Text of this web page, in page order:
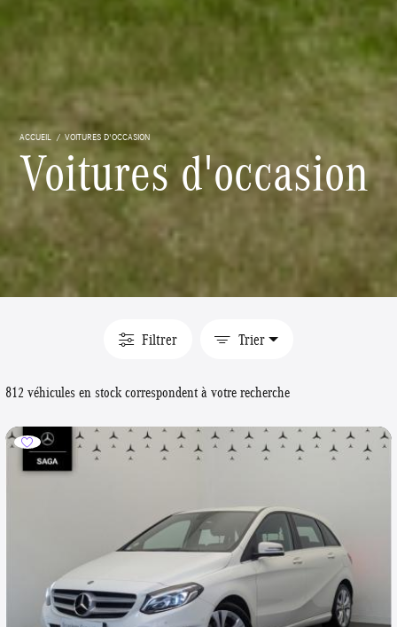
ACCUEIL VOITURES D'OCCASION
Voitures d'occasion
Filtrer Trier
812 véhicules en stock correspondent à votre recherche